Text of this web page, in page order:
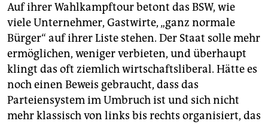
Auf ihrer Wahlkampftour betont das BSW, wie
viele Unternehmer, Gastwirte, „ganz normale
Bürger“ auf ihrer Liste stehen. Der Staat solle mehr
ermöglichen, weniger verbieten, und überhaupt
klingt das oft ziemlich wirtschaftsliberal. Hätte es
noch einen Beweis gebraucht, dass das
Parteiensystem im Umbruch ist und sich nicht
mehr klassisch von links bis rechts organisiert, das